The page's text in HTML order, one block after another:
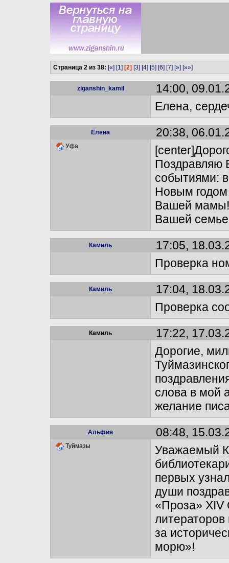
Страница 2 из 38: [«] [1] [2] [3] [4] [5] [6] [7] [»] [»»]
ziganshin_kamil
14:00,
Елена,
Елена 20:38,
Уфа
Поздравляю
событиями:
Новым годом
Вашей мамы!
Вашей
Камиль
17:05,
Проверка
Камиль
17:04,
Проверка
Камиль
17:22,
Дорогие,
слова в мой
желание
Альфия 08:48,
Туймазы
Уважаемый
первых
души
«Проза» ХIV
за
морю»!